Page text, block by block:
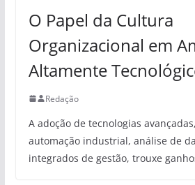
O Papel da Cultura
Organizacional em
Altamente
Redação
A adoção de tecnologias
automação industrial, análise de
integrados de gestão, trouxe